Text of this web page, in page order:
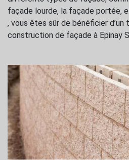
façade lourde, la façade portée,
, vous êtes sûr de bénéficier d’un
construction de façade à Epinay